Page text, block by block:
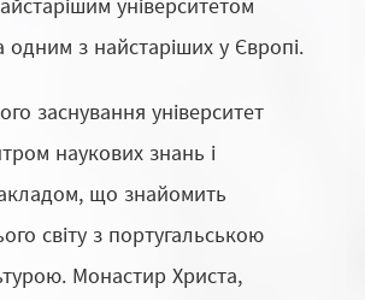
одним з найстаріших у Європі.
заснування університет
наукових знань і
що знайомить
світу з португальською
Монастир Христа,